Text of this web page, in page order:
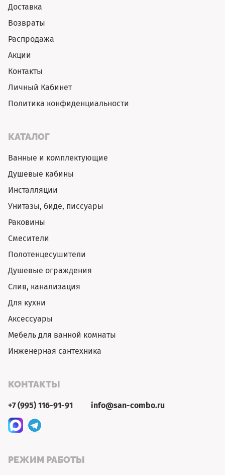
Доставка
Возвраты
Распродажа
Акции
Контакты
Личный Кабинет
Политика конфиденциальности
КАТАЛОГ
Ванные и комплектующие
Душевые кабины
Инсталляции
Унитазы, биде, писсуары
Раковины
Смесители
Полотенцесушители
Душевые ограждения
Слив, канализация
Для кухни
Аксессуары
Мебель для ванной комнаты
Инженерная сантехника
КОНТАКТЫ
+7 (995) 116-91-91 info@san-combo.ru
РЕЖИМ РАБОТЫ